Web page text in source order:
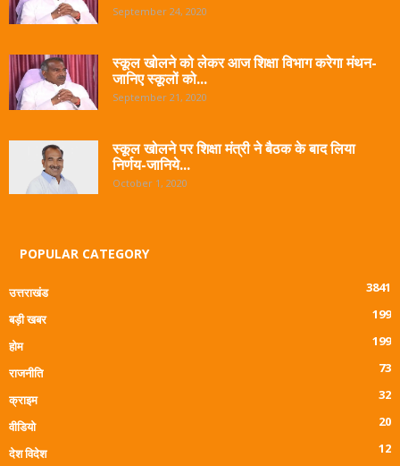
September 24, 2020
स्कूल खोलने को लेकर आज शिक्षा विभाग करेगा मंथन-
जानिए स्कूलों को...
September 21, 2020
स्कूल खोलने पर शिक्षा मंत्री ने बैठक के बाद लिया
निर्णय-जानिये...
October 1, 2020
POPULAR CATEGORY
उत्तराखंड
3841
बड़ी खबर
199
होम
199
राजनीति
73
क्राइम
32
वीडियो
20
देश विदेश
12